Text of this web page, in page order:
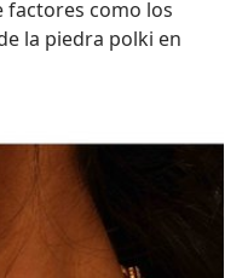
factores como los
la piedra polki en